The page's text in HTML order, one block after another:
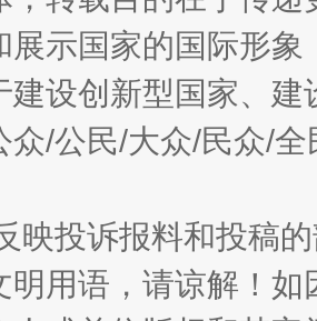
工荒背后
展示国家的国际形
建设创新型国家、
众/公民/大众/民众/
映投诉报料和投稿
明用语，请谅解！